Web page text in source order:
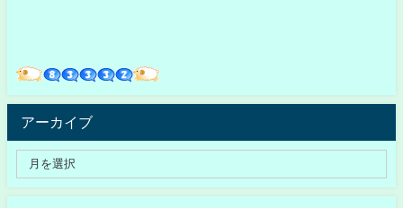
アーカイブ